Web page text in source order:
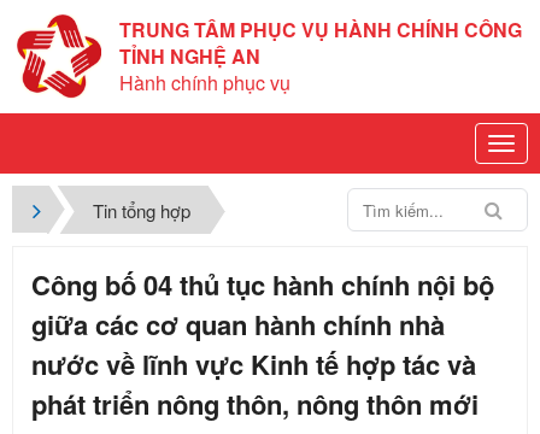
TRUNG TÂM PHỤC VỤ HÀNH CHÍNH CÔNG
TỈNH NGHỆ AN
Hành chính phục vụ
Tin tổng hợp
Công bố 04 thủ tục hành chính nội bộ
giữa các cơ quan hành chính nhà
nước về lĩnh vực Kinh tế hợp tác và
phát triển nông thôn, nông thôn mới